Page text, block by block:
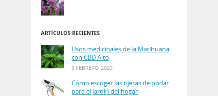
ARTÍCULOS RECIENTES
Usos medicinales de la Marihuana
con CBD Alto
3 FEBRERO 2020
Cómo escoger las tijeras de podar
para el jardín del hogar